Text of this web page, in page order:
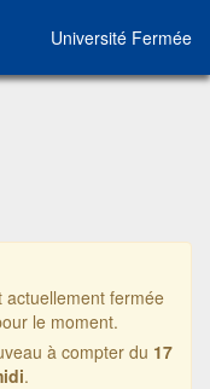
Université Fermée
actuellement fermée
le moment.
à compter du 17
.